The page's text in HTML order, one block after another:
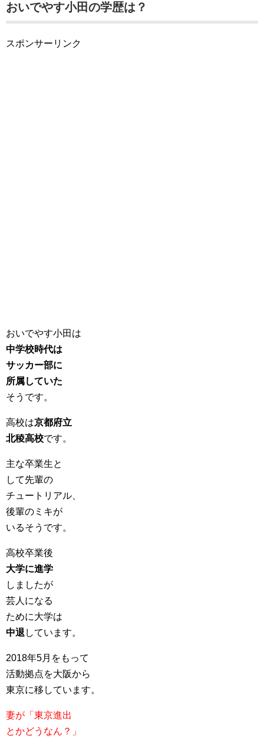
おいでやす小田の学歴は？
スポンサーリンク
おいでやす小田は
中学校時代は
サッカー部に
所属していた
そうです。
高校は京都府立
北稜高校です。
主な卒業生と
して先輩の
チュートリアル、
後輩のミキが
いるそうです。
高校卒業後
大学に進学
しましたが
芸人になる
ために大学は
中退 しています。
2018年5月をもって
活動拠点を大阪から
東京に移しています。
妻が「東京進出
とかどうなん？」